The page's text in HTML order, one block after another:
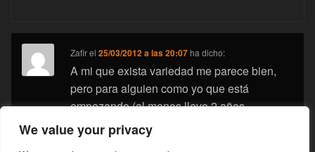
We value your privacy
Zafirel25/03/2012 a las 20:07 ha dicho:
A mi que exista variedad me parece bien,
pero para alguien como yo que está
empezando (al menos llevo 2 años
intentando enterarme de que va la cosa) me
sobrepasa y me abruma un poco.Entre tanto